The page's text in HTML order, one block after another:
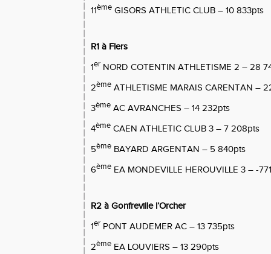
11ème GISORS ATHLETIC CLUB – 10 833pts
R1 à Flers
1er NORD COTENTIN ATHLETISME 2 – 28
2ème ATHLETISME MARAIS CARENTAN –
3ème AC AVRANCHES – 14 232pts
4ème CAEN ATHLETIC CLUB 3 – 7 208pts
5ème BAYARD ARGENTAN – 5 840pts
6ème EA MONDEVILLE HEROUVILLE 3 – -
R2 à Gonfreville l’Orcher
1er PONT AUDEMER AC – 13 735pts
2ème EA LOUVIERS – 13 290pts